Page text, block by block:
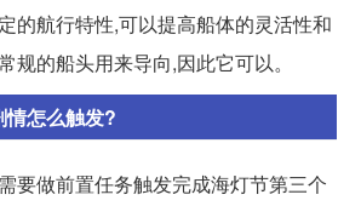
的航行特性,可以提高船体的灵活性和
规的船头用来导向,因此它可以。
情怎么触发?
要做前置任务触发完成海灯节第三个